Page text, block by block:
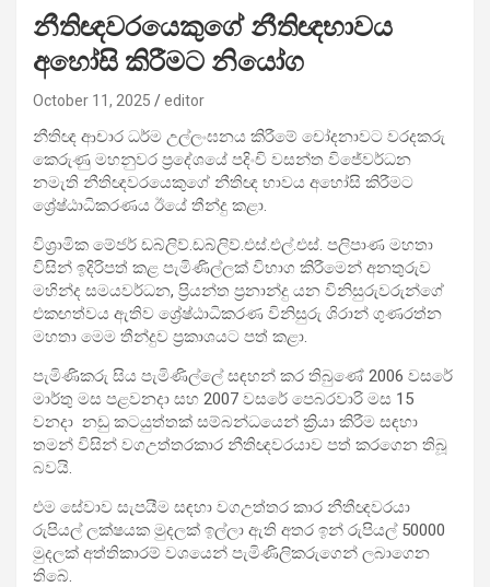
නීතිඥවරයෙකුගේ නීතිඥභාවය
අහෝසි කිරීමට නියෝග
October 11, 2025 editor
නීතිඥ ආචාර ධර්ම උල්ලංඝනය කිරීමේ චෝදනාවට වරදකරු
කෙරුණු මහනුවර ප්‍රදේශයේ පදිංචි වසන්ත විජේවර්ධන
නමැති නීතිඥවරයෙකුගේ නීතිඥ භාවය අහෝසි කිරීමට
ශ්‍රේෂ්ඨාධිකරණය ඊයේ තීන්දු කළා.
විශ්‍රාමික මේජර් ඩබ්ලිව්.ඩබ්ලිව්.එස්.එල්.එස්. පලිපාණ මහතා
විසින් ඉදිරිපත් කළ පැමිණිල්ලක් විභාග කිරීමෙන් අනතුරුව
මහින්ද සමයවර්ධන, ප්‍රියන්ත ප්‍රනාන්දු යන විනිසුරුවරුන්ගේ
එකඟත්වය ඇතිව ශ්‍රේෂ්ඨාධිකරණ විනිසුරු ශිරාන් ගුණරත්න
මහතා මෙම තීන්දුව ප්‍රකාශයට පත් කළා.
පැමිණිකරු සිය පැමිණිල්ලේ සඳහන් කර තිබුණේ 2006 වසරේ
මාර්තු මස පළවනදා සහ 2007 වසරේ පෙබරවාරි මස 15
වනදා නඩු කටයුත්තක් සම්බන්ධයෙන් ක්‍රියා කිරීම සඳහා
තමන් විසින් වගඋත්තරකාර නීතිඥවරයාව පත් කරගෙන තිබූ
බවයි.
එම සේවාව සැපයීම සඳහා වගඋත්තර කාර නීතීඥවරයා
රුපියල් ලක්ෂයක මුදලක් ඉල්ලා ඇති අතර ඉන් රුපියල් 50000
මුදලක් අත්තිකාරම් වශයෙන් පැමිණිලිකරුගෙන් ලබාගෙන
තිබේ.